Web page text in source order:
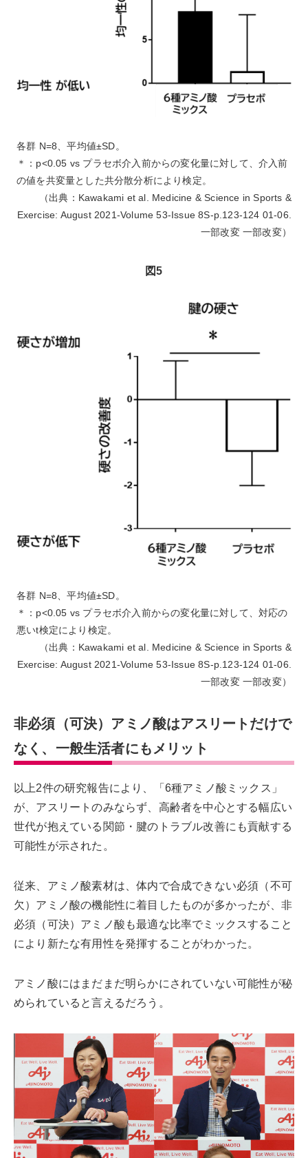
各群 N=8、平均値±SD。
＊：p<0.05 vs プラセボ介入前からの変化量に対して、介入前
の値を共変量とした共分散分析により検定。
（出典：Kawakami et al. Medicine & Science in Sports &
Exercise: August 2021-Volume 53-Issue 8S-p.123-124 01-06.
一部改変 一部改変）
図5
各群 N=8、平均値±SD。
＊：p<0.05 vs プラセボ介入前からの変化量に対して、対応の
悪いt検定により検定。
（出典：Kawakami et al. Medicine & Science in Sports &
Exercise: August 2021-Volume 53-Issue 8S-p.123-124 01-06.
一部改変 一部改変）
非必須（可決）アミノ酸はアスリートだけで
なく、一般生活者にもメリット
以上2件の研究報告により、「6種アミノ酸ミックス」
が、アスリートのみならず、高齢者を中心とする幅広い
世代が抱えている関節・腱のトラブル改善にも貢献する
可能性が示された。
従来、アミノ酸素材は、体内で合成できない必須（不可
欠）アミノ酸の機能性に着目したものが多かったが、非
必須（可決）アミノ酸も最適な比率でミックスすること
により新たな有用性を発揮することがわかった。
アミノ酸にはまだまだ明らかにされていない可能性が秘
められていると言えるだろう。